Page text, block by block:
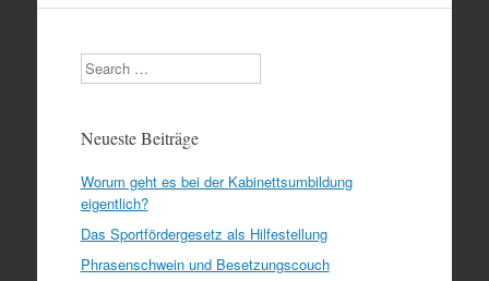
Search
Neueste Beiträge
Worum geht es bei der Kabinettsumbildung
eigentlich?
Das Sportfördergesetz als Hilfestellung
Phrasenschwein und Besetzungscouch